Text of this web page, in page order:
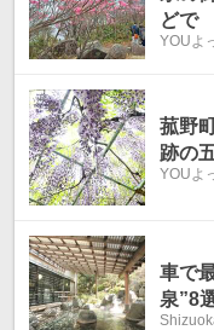
どで
YOUよ
菰野
跡の
YOUよ
車で
泉”8